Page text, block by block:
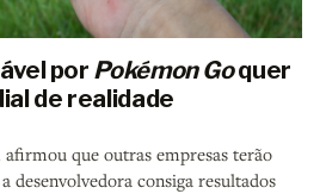
por Pokémon Goquer
de realidade
que outras empresas terão
desenvolvedora consiga resultados